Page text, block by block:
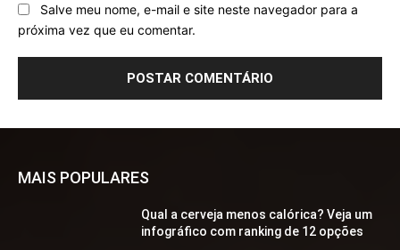
Salve meu nome, e-mail e site neste navegador para a
próxima vez que eu comentar.
MAIS POPULARES
Qual a cerveja menos calórica? Veja um
infográfico com ranking de 12 opções